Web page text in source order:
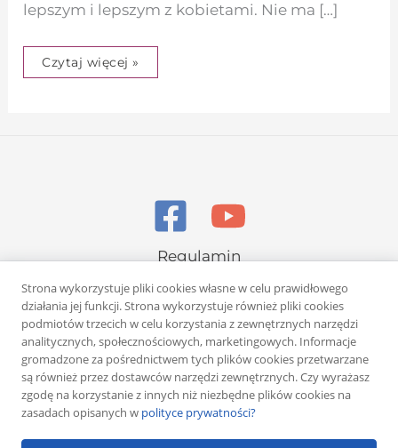
lepszym i lepszym z kobietami. Nie ma […]
Czytaj więcej »
Regulamin
Polityka prywatności
Copyright © 2026 Rafał Żuber
Powered byKlub eMarketera
Strona wykorzystuje pliki cookies własne w celu prawidłowego
działania jej funkcji. Strona wykorzystuje również pliki cookies
podmiotów trzecich w celu korzystania z zewnętrznych narzędzi
analitycznych, społecznościowych, marketingowych. Informacje
gromadzone za pośrednictwem tych plików cookies przetwarzane
są również przez dostawców narzędzi zewnętrznych. Czy wyrażasz
zgodę na korzystanie z innych niż niezbędne plików cookies na
zasadach opisanych w polityce prywatności?